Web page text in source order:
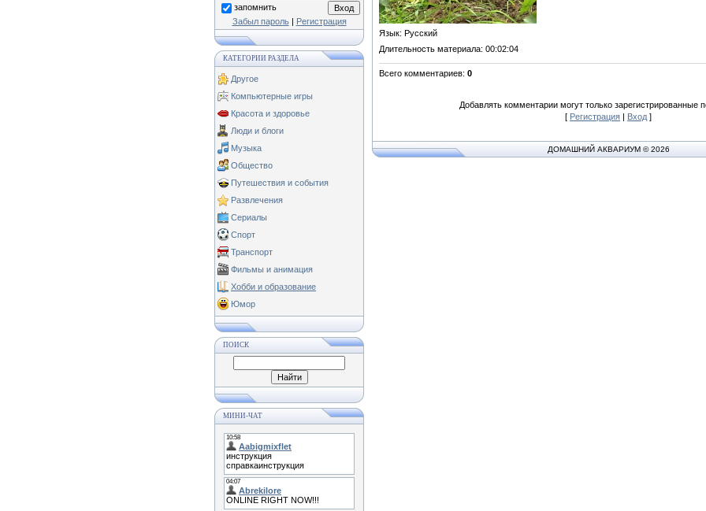
запомнить
Забыл пароль| Регистрация
КАТЕГОРИИ РАЗДЕЛА
Другое
Компьютерные игры
Красота и здоровье
Люди и блоги
Музыка
Общество
Путешествия и события
Развлечения
Сериалы
Спорт
Транспорт
Фильмы и анимация
Хобби и образование
Юмор
ПОИСК
МИНИ-ЧАТ
Язык: Русский
Длительность материала: 00:02:04
Всего комментариев: 0
Добавлять комментарии могут только зарегистрированные
[ Регистрация | Вход ]
ДОМАШНИЙ АКВАРИУМ © 2026